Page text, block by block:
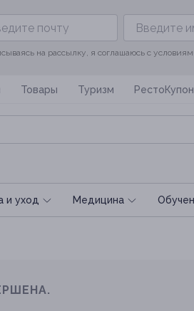
на рассылку, я соглашаюсь с
Товары Туризм
и уход Медицина